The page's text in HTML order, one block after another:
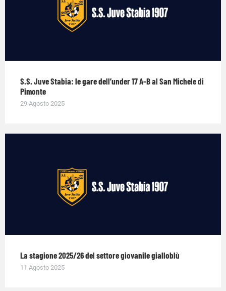
S.S. Juve Stabia: le gare dell’under 17 A-B al San Michele di
Pimonte
29 Agosto 2025
La stagione 2025/26 del settore giovanile gialloblù
11 Agosto 2025